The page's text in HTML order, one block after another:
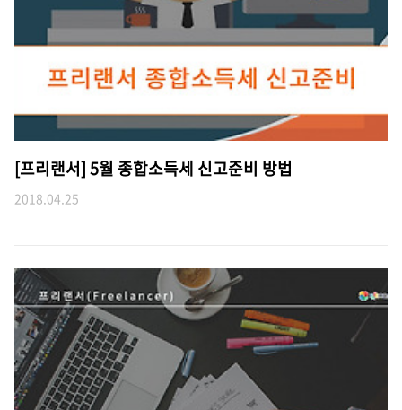
[프리랜서] 5월 종합소득세 신고준비 방법
2018.04.25